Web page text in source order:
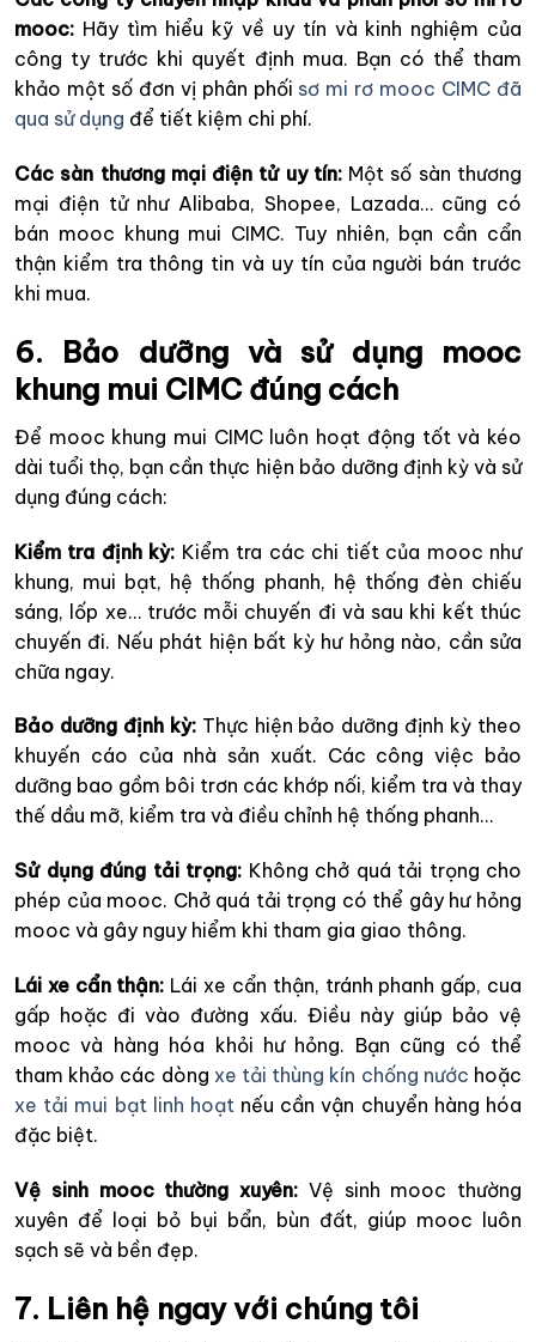
mooc: Hãy tìm hiểu kỹ về uy tín và kinh nghiệm của
công ty trước khi quyết định mua. Bạn có thể tham
khảo một số đơn vị phân phối sơ mi rơ mooc CIMC đã
qua sử dụng để tiết kiệm chi phí.
Các sàn thương mại điện tử uy tín:Một số sàn thương
mại điện tử như Alibaba, Shopee, Lazada… cũng có
bán mooc khung mui CIMC. Tuy nhiên, bạn cần cẩn
thận kiểm tra thông tin và uy tín của người bán trước
khi mua.
6. Bảo dưỡng và sử dụng mooc
khung mui CIMC đúng cách
Để mooc khung mui CIMC luôn hoạt động tốt và kéo
dài tuổi thọ, bạn cần thực hiện bảo dưỡng định kỳ và sử
dụng đúng cách:
Kiểm tra định kỳ: Kiểm tra các chi tiết của mooc như
khung, mui bạt, hệ thống phanh, hệ thống đèn chiếu
sáng, lốp xe… trước mỗi chuyến đi và sau khi kết thúc
chuyến đi. Nếu phát hiện bất kỳ hư hỏng nào, cần sửa
chữa ngay.
Bảo dưỡng định kỳ:Thực hiện bảo dưỡng định kỳ theo
khuyến cáo của nhà sản xuất. Các công việc bảo
dưỡng bao gồm bôi trơn các khớp nối, kiểm tra và thay
thế dầu mỡ, kiểm tra và điều chỉnh hệ thống phanh…
Sử dụng đúng tải trọng: Không chở quá tải trọng cho
phép của mooc. Chở quá tải trọng có thể gây hư hỏng
mooc và gây nguy hiểm khi tham gia giao thông.
Lái xe cẩn thận: Lái xe cẩn thận, tránh phanh gấp, cua
gấp hoặc đi vào đường xấu. Điều này giúp bảo vệ
mooc và hàng hóa khỏi hư hỏng. Bạn cũng có thể
tham khảo các dòng xe tải thùng kín chống nước hoặc
xe tải mui bạt linh hoạtnếu cần vận chuyển hàng hóa
đặc biệt.
Vệ sinh mooc thường xuyên: Vệ sinh mooc thường
xuyên để loại bỏ bụi bẩn, bùn đất, giúp mooc luôn
sạch sẽ và bền đẹp.
7. Liên hệ ngay với chúng tôi